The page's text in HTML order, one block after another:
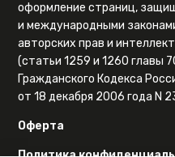
оформление страниц,
и международными
авторских прав и
(статьи 1259 и 1260 главы
Гражданского Кодекса
от 18 декабря 2006 года N
Оферта